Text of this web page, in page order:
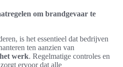
om brandgevaar te
is het essentieel dat bedrijven
ten aanzien van
werk. Regelmatige controles en
ervoor dat alle